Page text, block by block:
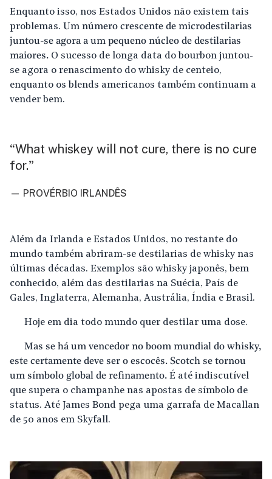
Enquanto isso, nos Estados Unidos não existem tais
problemas. Um número crescente de microdestilarias
juntou-se agora a um pequeno núcleo de destilarias
maiores. O sucesso de longa data do bourbon juntou-
se agora o renascimento do whisky de centeio,
enquanto os blends americanos também continuam a
vender bem.
“What whiskey will not cure, there is no cure
for.”
— PROVÉRBIO IRLANDÊS
Além da Irlanda e Estados Unidos, no restante do
mundo também abriram-se destilarias de whisky nas
últimas décadas. Exemplos são whisky japonês, bem
conhecido, além das destilarias na Suécia, País de
Gales, Inglaterra, Alemanha, Austrália, Índia e Brasil.
Hoje em dia todo mundo quer destilar uma dose.
Mas se há um vencedor no boom mundial do whisky,
este certamente deve ser o escocês. Scotch se tornou
um símbolo global de refinamento. É até indiscutível
que supera o champanhe nas apostas de símbolo de
status. Até James Bond pega uma garrafa de Macallan
de 50 anos em Skyfall.